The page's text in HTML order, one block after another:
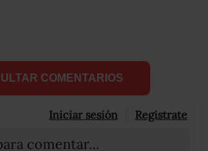
COMENTARIOS
Iniciar sesión Registrate
comentar...